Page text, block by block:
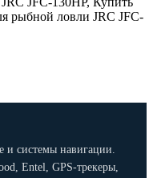
рыбной ловли JRC JFC-
и системы навигации.
Entel, GPS-трекеры,